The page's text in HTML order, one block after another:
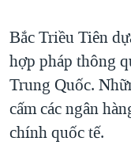
Bắc Triều Tiên
hợp pháp thông
Trung Quốc.
cấm các ngân
chính quốc tế.